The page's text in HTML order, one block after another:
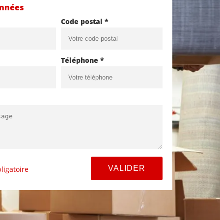
Code postal *
Téléphone *